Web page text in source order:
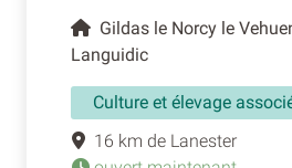
Gildas le Norcy le
Languidic
Culture et élevage
16 km de Lanester